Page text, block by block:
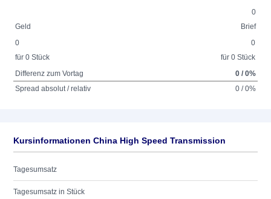
0
Geld
Brief
0
für 0 Stück
0
für 0 Stück
Differenz zum Vortag
0 / 0%
Spread absolut / relativ
0 / 0%
Kursinformationen China High Speed Transmission
Tagesumsatz
Tagesumsatz in Stück